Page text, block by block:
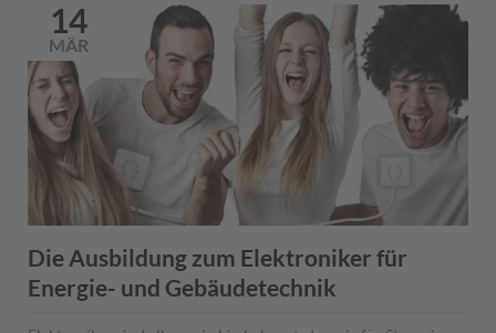
14
MÄR
Die Ausbildung zum Elektroniker für
Energie- und Gebäudetechnik